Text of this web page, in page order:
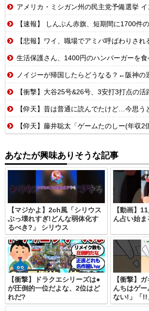
アメリカ・ミシガン州の民主党予備選挙 イスラム教徒の“急進左派”候補が
【速報】 しんぶん赤旗、短期間に1700件の購読申し込みで嬉し泣き→「うそでーす」虚偽申し込みと判明→
【悲報】ワイ、職場でアミバ呼ばわりされ
生活保護さん、1400円のハンバーガーを食べ
ノイジーが帰国したらどうなる？←阪神の運気が
【衝撃】大谷25号&26号、3安打3打点の活躍も一歩及ばず…それでも希望を見出すLAD
【仰天】昔は普通に読んでたけど…今思うととんで
【仰天】藤井聡太「ゲームたのしー(年収2億)」ワイ「ゲー
あなたが興味ありそうな記事
【マジかよ】2ch風「シリウス
ぶっ壊れすぎ!どんな弱体化す
るべき?」 シリウス
【動画】
ん占い始
【衝撃】ドラクエシリーズは●
が圧倒的一位だよな、2位はど
れだ?
【衝撃】
んちはゲ
ない!」「!!